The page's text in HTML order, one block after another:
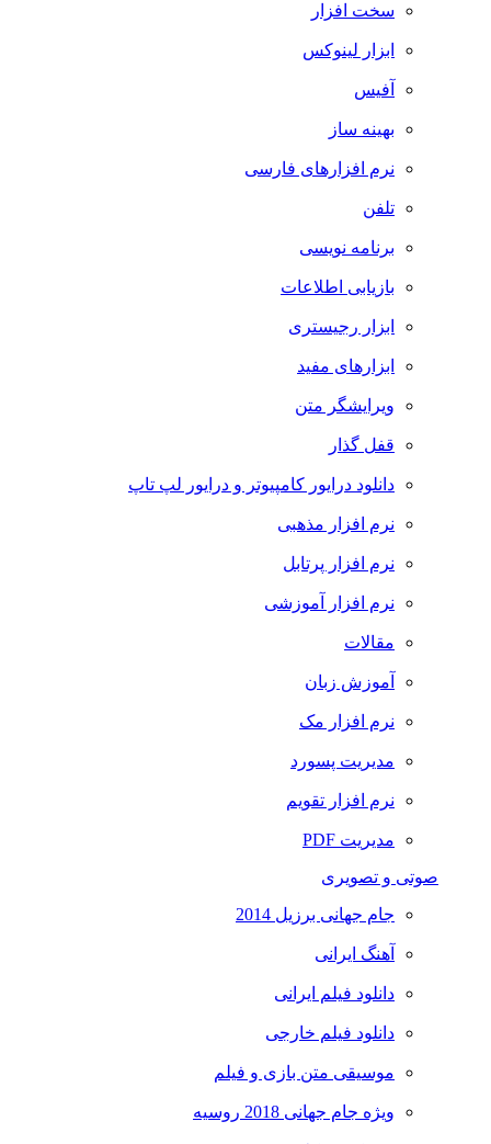
سخت افزار
ابزار لینوکس
آفیس
بهینه ساز
نرم افزارهای فارسی
تلفن
برنامه نویسی
بازیابی اطلاعات
ابزار رجیستری
ابزارهای مفید
ویرایشگر متن
قفل گذار
دانلود درایور کامپیوتر و درایور لپ تاپ
نرم افزار مذهبی
نرم افزار پرتابل
نرم افزار آموزشی
مقالات
آموزش زبان
نرم افزار مک
مدیریت پسورد
نرم افزار تقویم
مدیریت PDF
صوتی و تصویری
جام جهانی برزیل 2014
آهنگ ایرانی
دانلود فیلم ایرانی
دانلود فیلم خارجی
موسیقی متن بازی و فیلم
ویژه جام جهانی 2018 روسیه